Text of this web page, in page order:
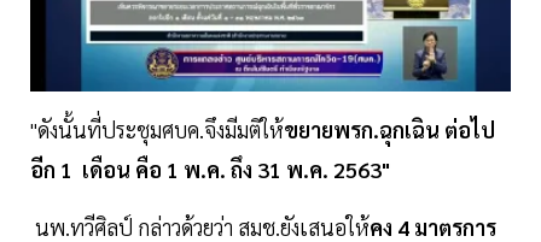
"ดังนั้นที่ประชุมศบค.จึงมีมติให้ขยายพรก.ฉุกเฉิน ต่อไป
อีก 1 เดือน คือ 1 พ.ค. ถึง 31 พ.ค. 2563"
นพ.ทวีศิลป์ กล่าวด้วยว่า สมช.ยังเสนอให้คง 4 มาตรการ